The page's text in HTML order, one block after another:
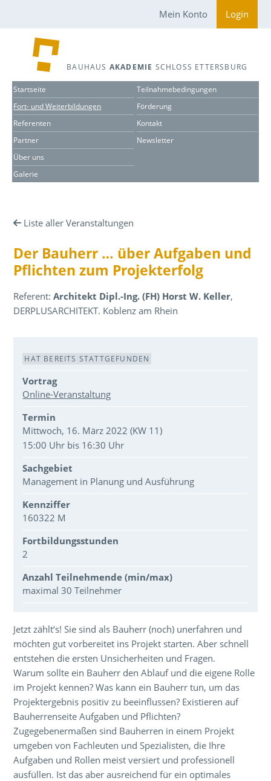
Mein Konto Login
BAUHAUS AKADEMIE SCHLOSS ETTERSBURG
Startseite
Fort- und Weiterbildungen
Referenten
Partner
Über uns
Galerie
Teilnahmebedingungen
Förderung
Kontakt
Newsletter
Liste aller Veranstaltungen
Der Bauherr … über Aufgaben und
Pflichten zum Projekterfolg
Referent:Architekt Dipl.-Ing. (FH) Horst W. Keller,
DERPLUSARCHITEKT. Koblenz am Rhein
Veranstaltungsdaten
HAT BEREITS STATTGEFUNDEN
Vortrag
Online-Veranstaltung
Termin
Mittwoch, 16. März 2022 (KW 11)
15:00 Uhr bis 16:30 Uhr
Sachgebiet
Management in Planung und Ausführung
Kennziffer
160322 M
Fortbildungsstunden
2
Anzahl Teilnehmende (min/max)
maximal 30 Teilnehmer
Über den Inhalt der Veranstaltung
Jetzt zählt‘s! Sie sind als Bauherr (noch) unerfahren und
möchten gut vorbereitet ins Projekt starten. Aber schnell
entstehen die ersten Unsicherheiten und Fragen.
Warum sollte ein Bauherr den Ablauf und die eigene Rolle
im Projekt kennen? Was kann ein Bauherr tun, um das
Projektergebnis positiv zu beeinflussen? Existieren auf
Bauherrenseite Aufgaben und Pflichten?
Zugegebenermaßen sind Bauherren in einem Projekt
umgeben von Fachleuten und Spezialisten, die Ihre
Aufgaben und Rollen meist versiert und professionell
ausfüllen. Ist das aber ausreichend für ein optimales